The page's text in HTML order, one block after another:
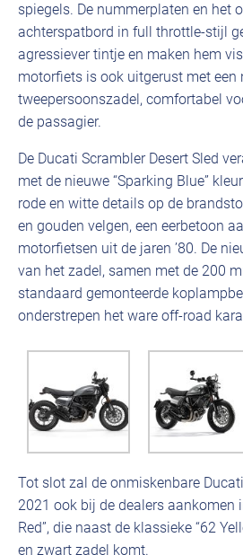
spiegels. De nummerplaten en het
achterspatbord in full throttle-stijl
agressiever tintje en maken hem
motorfiets is ook uitgerust met een
tweepersoonszadel, comfortabel
de passagier.
De Ducati Scrambler Desert Sled
met de nieuwe “Sparking Blue”
rode en witte details op de
en gouden velgen, een eerbetoon
motorfietsen uit de jaren ’80. De
van het zadel, samen met de 200
standaard gemonteerde
onderstrepen het ware off-road
Tot slot zal de onmiskenbare
2021 ook bij de dealers aankomen
Red”, die naast de klassieke “62
en zwart zadel komt.